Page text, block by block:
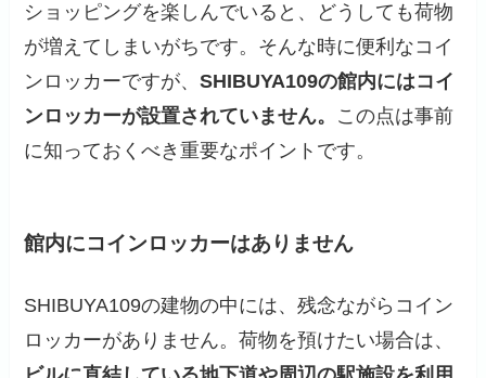
ショッピングを楽しんでいると、どうしても荷物
が増えてしまいがちです。そんな時に便利なコイ
ンロッカーですが、SHIBUYA109の館内にはコイ
ンロッカーが設置されていません。 この点は事前
に知っておくべき重要なポイントです。
館内にコインロッカーはありません
SHIBUYA109の建物の中には、残念ながらコイン
ロッカーがありません。荷物を預けたい場合は、